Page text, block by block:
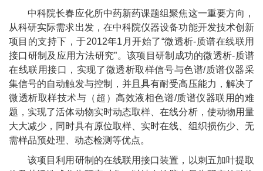
中科院长春应化所中药新药课题组聚焦这一重要方向，
从科研实际需求出发，在中科院仪器设备功能开发技术创新
项目 的支持下，于2012年1月开始了“微透析-质谱在线联用
接口研制及应用方法研究”。该项目研制成功的微透析-质谱
在线联用接口，实现了微透析取样信号与色谱/质谱仪器采
集信号的自动触发与控制，并且具有耐受高压能力，解决了
微透析取样技术与（超）高效液相色谱/质谱仪器联用的难
题，实现了活体动物实时动态取样、在线分析，使动物用量
大大减少，同时具有原位取样、实时在线、组织损伤少、无
需样品预处理、动态检测等优点。
该项目利用研制的在线联用接口装置，以刺五加叶提取